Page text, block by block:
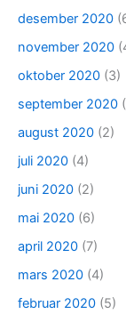
desember 2020
november 2020
oktober 2020 (3)
september 2020
august 2020 (2)
juli 2020 (4)
juni 2020 (2)
mai 2020 (6)
april 2020 (7)
mars 2020 (4)
februar 2020 (5)